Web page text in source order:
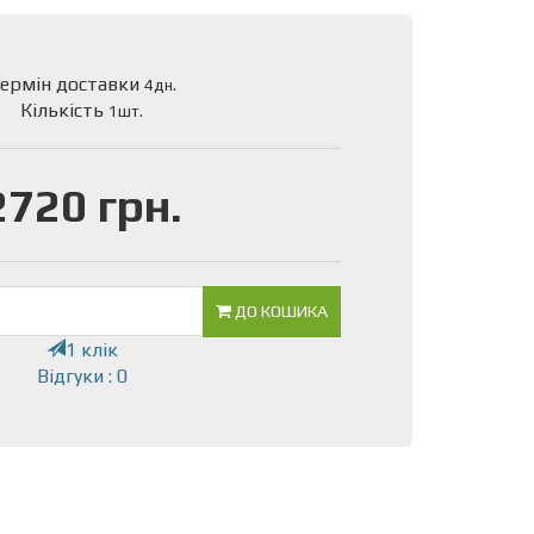
доставки 4дн.
Кількість 1шт.
грн.
ДО КОШИКА
1 клік
Відгуки : 0